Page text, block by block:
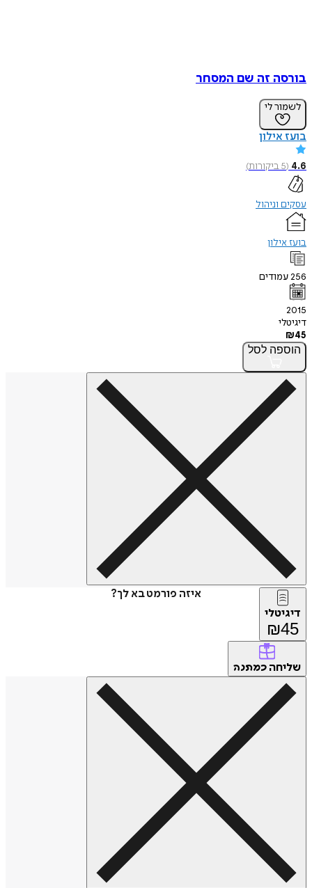
בורסה זה שם המסחר
לשמור לי
בועז אילון
4.6
(
5ביקורות)
עסקים וניהול
בועז אילון
256עמודים
2015
דיגיטלי
₪45
הוספה לסל
איזה פורמט בא לך?
דיגיטלי
₪45
שליחה כמתנה